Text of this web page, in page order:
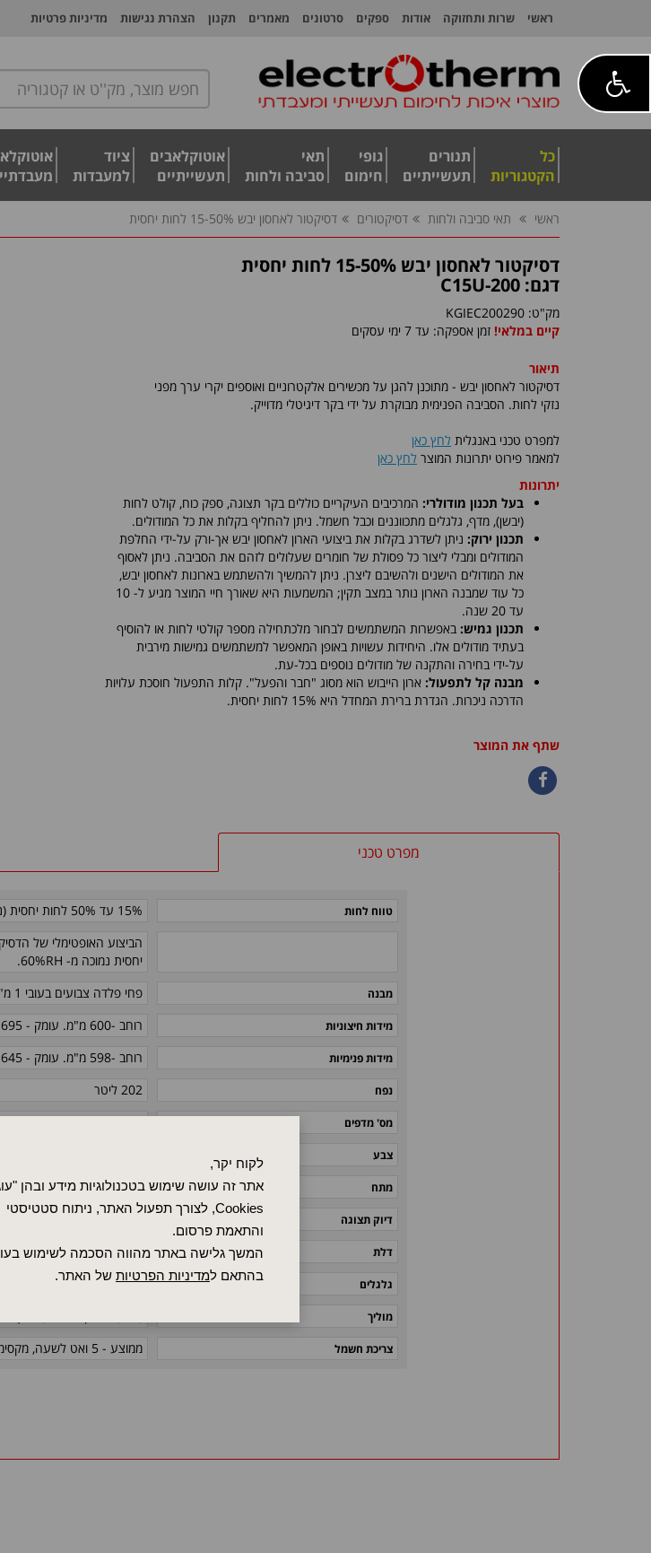
לקוח יקר,
אתר זה עושה שימוש בטכנולוגיות מידע ובהן
Cookies, לצורך תפעול האתר, ניתוח סטטיסטי
והתאמת פרסום.
המשך גלישה באתר מהווה הסכמה לשימוש
בהתאם למדיניות הפרטיות של האתר.
ראשי שרות ותחזוקה אודות ספקים סרטונים מאמרים תקנון הצהרת נגישות מדיניות פרטיות
כל
הקטגוריות
תנורים
תעשייתיים
גופי
חימום
תאי
סביבה ולחות
אוטוקלאבים
תעשייתיים
ציוד
למעבדות
ראשי תאי סביבה ולחות דסיקטורים דסיקטור לאחסון יבש 15-50% לחות יחסית
דסיקטור לאחסון יבש 15-50% לחות יחסית
דגם: C15U-200
מק"ט: KGIEC200290
קיים במלאי! זמן אספקה: עד 7 ימי עסקים
תיאור
דסיקטור לאחסון יבש - מתוכנן להגן על מכשירים אלקטרוניים ואוספים יקרי ערך מפני
נזקי לחות. הסביבה הפנימית מבוקרת על ידי בקר דיגיטלי מדוייק.
למפרט טכני באנגלית לחץ כאן
למאמר פירוט יתרונות המוצר לחץ כאן
יתרונות
בעל תכנון מודולרי: המרכיבים העיקריים כוללים בקר תצוגה, ספק כוח, קולט לחות
(יבשן), מדף, גלגלים מתכווננים וכבל חשמל. ניתן להחליף בקלות את כל המודולים.
תכנון ירוק: ניתן לשדרג בקלות את ביצועי הארון לאחסון יבש אך-ורק על-ידי החלפת
המודולים ומבלי ליצור כל פסולת של חומרים שעלולים לזהם את הסביבה. ניתן לאסוף
את המודולים הישנים ולהשיבם ליצרן. ניתן להמשיך ולהשתמש בארונות לאחסון יבש,
כל עוד שמבנה הארון נותר במצב תקין; המשמעות היא שאורך חיי המוצר מגיע ל- 10
עד 20 שנה.
תכנון גמיש: באפשרות המשתמשים לבחור מלכתחילה מספר קולטי לחות או להוסיף
בעתיד מודולים אלו. היחידות עשויות באופן המאפשר למשתמשים גמישות מירבית
על-ידי בחירה והתקנה של מודולים נוספים בכל-עת.
מבנה קל לתפעול: ארון הייבוש הוא מסוג "חבר והפעל". קלות התפעול חוסכת עלויות
הדרכה ניכרות. הגדרת ברירת המחדל היא 15% לחות יחסית.
שתף את המוצר
מפרט טכני
טווח לחות
15% עד 50% לחות יחסית (ניתנת לכוונון)
הביצוע האופטימלי של
יחסית נמוכה מ- 60%RH.
מבנה פחי פלדה צבועים בעובי 1 מ"מ בצבע אנטיסטטי
מידות חיצוניות רוחב -600 מ"מ. עומק - 695 מ"מ. גובה - 642 מ"מ
מידות פנימיות רוחב -598 מ"מ. עומק - 645 מ"מ. גובה - 524 מ"מ
נפח 202 ליטר
מס' מדפים
צבע
מתח 110V/230V (יש לבחור מראש את מתח ההפעלה)
דיוק תצוגה 3%RH ; ±1C ±
דלת מצויידת בידיות, באטמים
גלגלים 4 גלגלים אנטיסטטיים בקוטר "3, כולם מצוידים בבלמים
מוליך
צריכת חשמל ממוצע - 5 ואט לשעה, מקסימום - 145 ואט לשעה